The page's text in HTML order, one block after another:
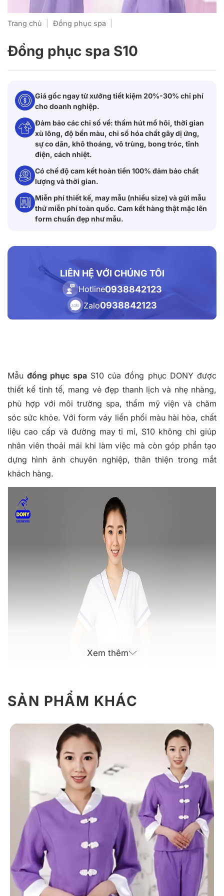
Trang chủ Đồng phục spa
Đồng phục spa S10
Giá gốc ngay từ xưởng tiết kiệm 20%-30% chi phí
cho doanh nghiệp.
Đảm bảo các chỉ số về: thấm hút mồ hôi, thời gian
xù lông, độ bền màu, chỉ số hóa chất gây dị ứng,
sự co dãn, khô thoáng, vô trùng, bong tróc, tĩnh
điện, cách nhiệt.
Có chế độ cam kết hoàn tiền 100% đảm bảo chất
lượng và thời gian.
Miễn phí thiết kế, may mẫu (nhiều size) và gửi mẫu
thử miễn phí toàn quốc. Cam kết hàng thật mặc lên
form chuẩn đẹp như mẫu.
LIÊN HỆ VỚI CHÚNG TÔI
Hotline0938842123
Zalo0938842123
Mẫuđồng phục spaS10 của đồng phục DONY được
thiết kế tinh tế, mang vẻ đẹp thanh lịch và nhẹ nhàng,
phù hợp với môi trường spa, thẩm mỹ viện và chăm
sóc sức khỏe. Với form váy liền phối màu hài hòa, chất
liệu cao cấp và đường may tỉ mỉ, S10 không chỉ giúp
nhân viên thoải mái khi làm việc mà còn góp phần tạo
dựng hình ảnh chuyên nghiệp, thân thiện trong mắt
khách hàng.
Xem thêm
SẢN PHẨM KHÁC